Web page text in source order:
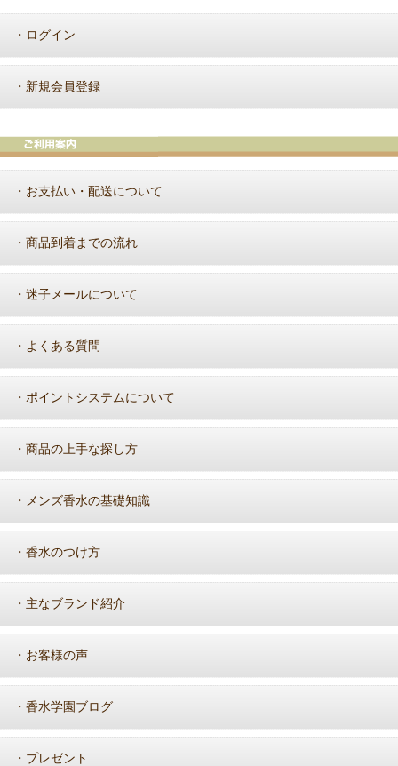
・ ログイン
・ 新規会員登録
・ お支払い・配送について
・ 商品到着までの流れ
・ 迷子メールについて
・ よくある質問
・ ポイントシステムについて
・ 商品の上手な探し方
・ メンズ香水の基礎知識
・ 香水のつけ方
・ 主なブランド紹介
・ お客様の声
・ 香水学園ブログ
・ プレゼント